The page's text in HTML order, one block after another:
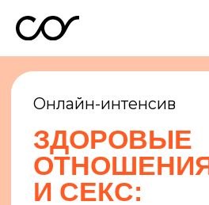
ЗДОРОВЫЕ
И СЕКС:
ЭМОЦИОНАЛЬНАЯ
И ФИЗИЧЕСКАЯ
БЛИЗОСТЬ
Онлайн-интенсив